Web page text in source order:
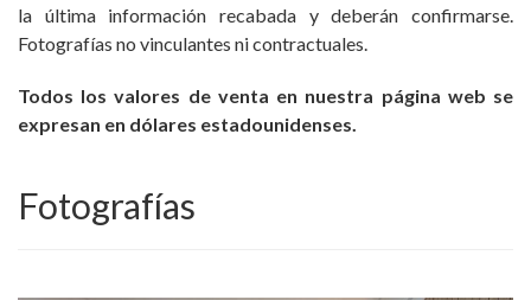
la última información recabada y deberán confirmarse.
Fotografías no vinculantes ni contractuales.
Todos los valores de venta en nuestra página web se
expresan en dólares estadounidenses.
Fotografías